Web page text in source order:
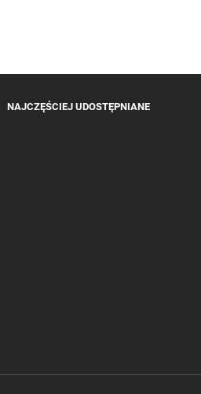
NAJCZĘŚCIEJ UDOSTĘPNIANE